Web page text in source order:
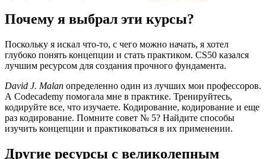
Почему я выбрал эти курсы?
Поскольку я искал что-то, с чего можно начать, я хотел
глубоко понять концепции и стать практиком. CS50 казался
лучшим ресурсом для создания прочного фундамента.
David J. Malan определенно один из лучших мои профессоров.
А Codecademy помогала мне в практике. Тренируйтесь,
кодируйте все, что изучаете. Кодирование, кодирование и еще
раз кодирование. Помните совет № 5? Найдите способы
изучить концепции и практиковаться в их применении.
Другие ресурсы с великолепным